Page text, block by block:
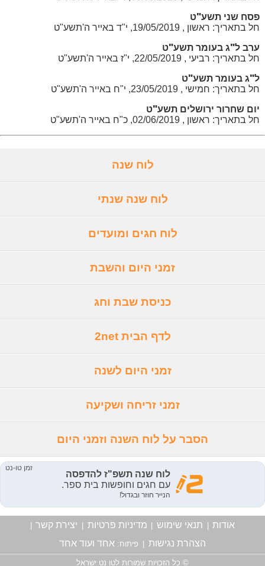
פסח שני תשע"ט
חל בתאריך: ראשון , 19/05/2019, י"ד באייר ה'תשע"ט
ערב ל"ג בעומר תשע"ט
חל בתאריך: רביעי , 22/05/2019, י"ז באייר ה'תשע"ט
ל"ג בעומר תשע"ט
חל בתאריך: חמישי , 23/05/2019, י"ח באייר ה'תשע"ט
יום שחרור ירושלים תשע"ט
חל בתאריך: ראשון , 02/06/2019, כ"ח באייר ה'תשע"ט
לוח שנה
לוח שנה שנתי
לוח חגים ומועדים
זמני היום והשבת
כניסת שבת וחג
לדף הבית 2net
זמני היום לשנה
זמני זריחה ושקיעה
הסבר על לוח השנה וזמני היום
אודות תנאי שימוש מדיניות פרטיות יצירת קשר
הצהרת נגישות פיתוח: אחד ועוד אחד
© כל הזכויות שמורות לטו נט ישראל